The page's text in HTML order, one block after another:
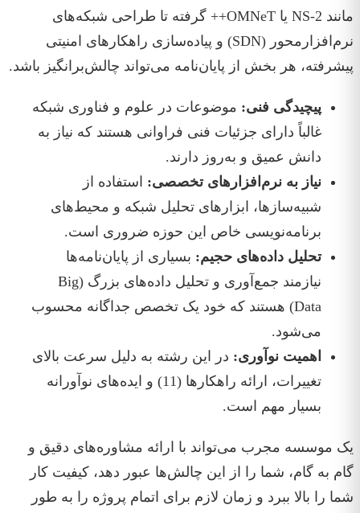
مانند NS-2 یا OMNeT++ گرفته تا طراحی شبکه‌های
نرم‌افزارمحور (SDN) و پیاده‌سازی راهکارهای امنیتی
پیشرفته، هر بخش از پایان‌نامه می‌تواند چالش‌برانگیز باشد.
پیچیدگی فنی: موضوعات در علوم و فناوری شبکه
غالباً دارای جزئیات فنی فراوانی هستند که نیاز به
دانش عمیق و به‌روز دارند.
نیاز به نرم‌افزارهای تخصصی: استفاده از
شبیه‌سازها، ابزارهای تحلیل شبکه و محیط‌های
برنامه‌نویسی خاص این حوزه ضروری است.
تحلیل داده‌های حجیم: بسیاری از پایان‌نامه‌ها
نیازمند جمع‌آوری و تحلیل داده‌های بزرگ (Big
Data) هستند که خود یک تخصص جداگانه محسوب
می‌شود.
اهمیت نوآوری: در این رشته به دلیل سرعت بالای
تغییرات، ارائه راهکارها (11) و ایده‌های نوآورانه
بسیار مهم است.
یک موسسه مجرب می‌تواند با ارائه مشاوره‌های دقیق و
گام به گام، شما را از این چالش‌ها عبور دهد، کیفیت کار
شما را بالا ببرد و زمان لازم برای اتمام پروژه را به طور